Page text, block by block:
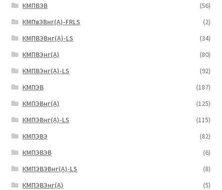
КМПВЭВ
(56)
КМПвЭВнг(А)-FRLS
(2)
КМПВЭВнг(А)-LS
(34)
КМПВЭнг(А)
(80)
КМПВЭнг(А)-LS
(92)
КМПЭВ
(187)
КМПЭВнг(А)
(125)
КМПЭВнг(А)-LS
(115)
КМПЭВЭ
(82)
КМПЭВЭВ
(6)
КМПЭВЭВнг(А)-LS
(8)
КМПЭВЭнг(А)
(5)